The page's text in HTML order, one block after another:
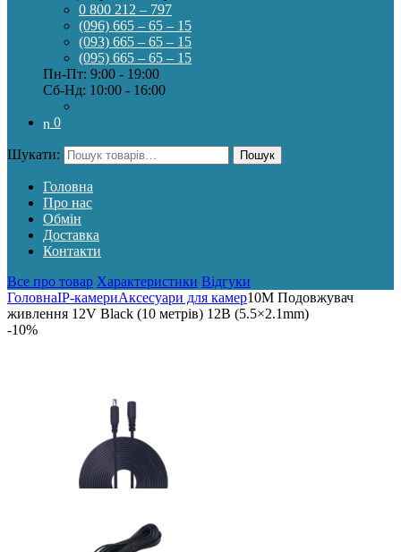
0 800 212 – 797
(096) 665 – 65 – 15
(093) 665 – 65 – 15
(095) 665 – 65 – 15
Пн-Пт: 9:00 - 19:00
Сб-Нд: 10:00 - 16:00
0
Шукати: Пошук
Головна
Про нас
Обмін
Доставка
Контакти
Все про товар Характеристики Відгуки
ГоловнаIP-камериАксесуари для камер10М Подовжувач
живлення 12V Black (10 метрів) 12В (5.5×2.1mm)
-10%